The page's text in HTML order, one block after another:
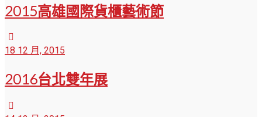
2015高雄國際貨櫃藝術節
18 12 月, 2015
2016台北雙年展